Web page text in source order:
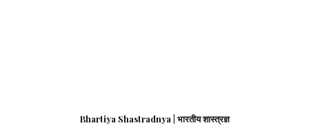
Bhartiya Shastradnya | भारतीय शास्त्रज्ञ